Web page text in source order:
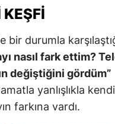
durumla
nasıl fark ettim?
değiştiğini gördüm”
yanlışlıkla
farkına vardı.